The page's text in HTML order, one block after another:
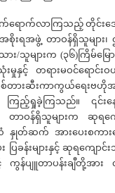
ာက်လာကြသည့် တိုင်းဒေသ
စိုးရအဖွဲ့ တာဝန်ရှိသူများ၊
သား/သူများက (၃၆)ကြိမ်မ
းမှုနှင့် တရားမဝင်ရောင်
တားဆီးကာကွယ်ရေးဗဟို
ြည့်ရှုခဲ့ကြသည်။ ၎င်းန
တာဝန်ရှိသူများက ဆုရကျ
နှုတ်ဆက် အားပေးစကားပြ
ြခန်းများနှင့် ဆုရကျောင်း
ကွန်ပျူတာပန်းချီတို့အာ